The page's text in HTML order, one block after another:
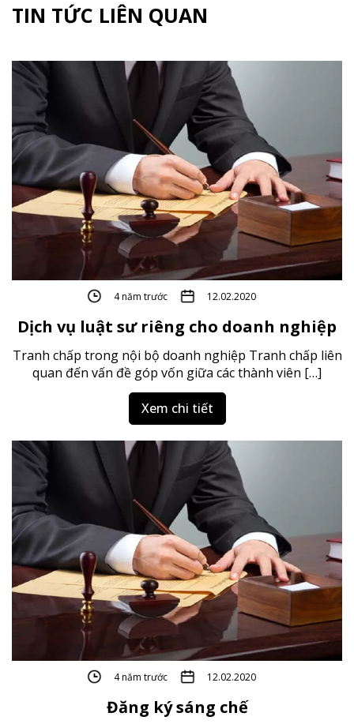
TIN TỨC LIÊN QUAN
4 năm trước 12.02.2020
Dịch vụ luật sư riêng cho doanh nghiệp
Tranh chấp trong nội bộ doanh nghiệp Tranh chấp liên
quan đến vấn đề góp vốn giữa các thành viên […]
Xem chi tiết
4 năm trước 12.02.2020
Đăng ký sáng chế